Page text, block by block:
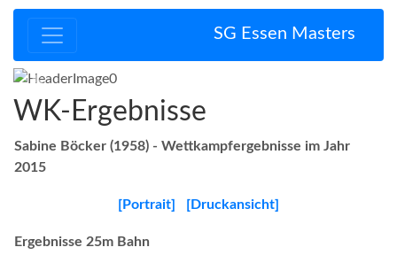
SG Essen Masters
WK-Ergebnisse
Sabine Böcker (1958) - Wettkampfergebnisse im Jahr
2015
[Portrait] [Druckansicht]
Ergebnisse 25m Bahn